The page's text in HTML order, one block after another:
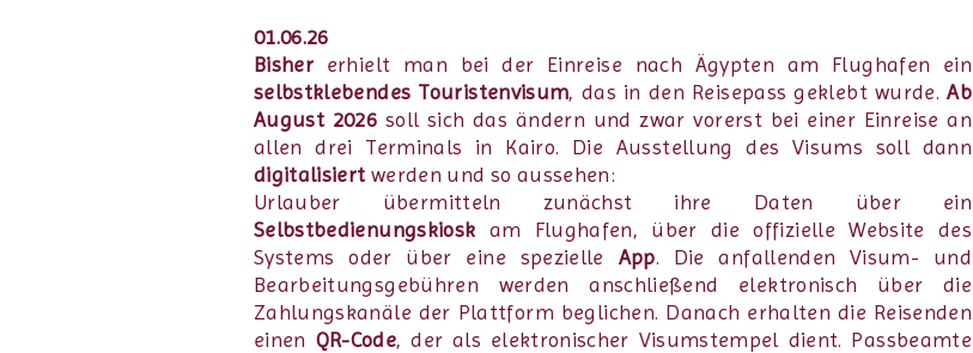
01.06.26
Bisher erhielt man bei der Einreise nach Ägypten am Flughafen ein
selbstklebendes Touristenvisum, das in den Reisepass geklebt wurde.Ab
August 2026 soll sich das ändern und zwar vorerst bei einer Einreise an
allen drei Terminals in Kairo. Die Ausstellung des Visums soll dann
digitalisiert werden und so aussehen:
Urlauber übermitteln zunächst ihre Daten über ein
Selbstbedienungskiosk am Flughafen, über die offizielle Website des
Systems oder über eine spezielle App. Die anfallenden Visum- und
Bearbeitungsgebühren werden anschließend elektronisch über die
Zahlungskanäle der Plattform beglichen. Danach erhalten die Reisenden
einen QR-Code, der als elektronischer Visumstempel dient. Passbeamte